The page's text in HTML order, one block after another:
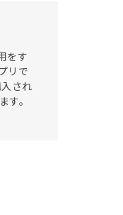
をす
リで
され
。